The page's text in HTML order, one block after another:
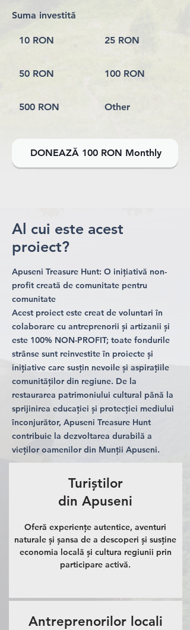
Suma investită
10 RON 25 RON
50 RON 100 RON
500 RON Other
DONEAZĂ 100 RON Monthly
Al cui este acest
proiect?
Apuseni Treasure Hunt: O inițiativă non-
profit creată de comunitate pentru
comunitate
Acest proiect este creat de voluntari în
colaborare cu antreprenorii și artizanii și
este 100% NON-PROFIT; toate fondurile
strânse sunt reinvestite în proiecte și
inițiative care susțin nevoile și aspirațiile
comunităților din regiune. De la
restaurarea patrimoniului cultural până la
sprijinirea educației și protecției mediului
înconjurător, Apuseni Treasure Hunt
contribuie la dezvoltarea durabilă a
vieților oamenilor din Munții Apuseni.
Turiștilor
din Apuseni
Oferă experiențe autentice, aventuri
naturale și șansa de a descoperi și susține
economia locală și cultura regiunii prin
participare activă.
Antreprenorilor locali